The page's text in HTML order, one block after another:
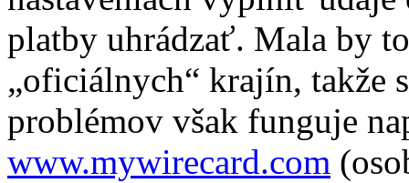
platby uhrádzať. Mala by
„oficiálnych“ krajín, takže
problémov však funguje
www.mywirecard.com